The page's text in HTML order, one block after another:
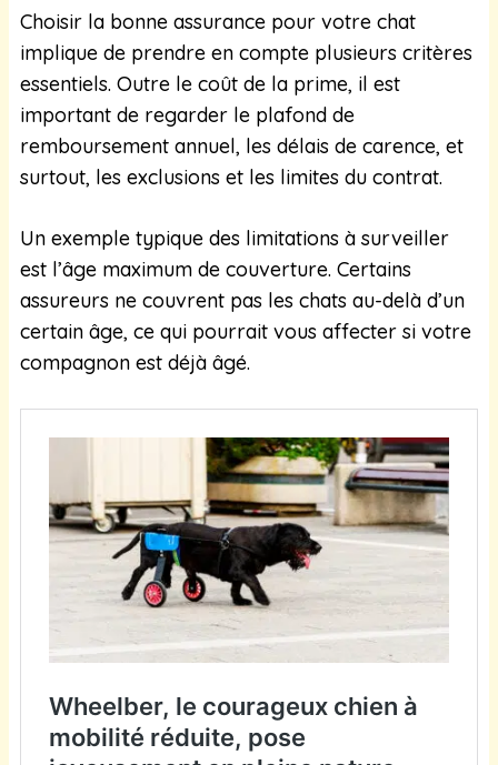
Choisir la bonne assurance pour votre chat
implique de prendre en compte plusieurs critères
essentiels. Outre le coût de la prime, il est
important de regarder le plafond de
remboursement annuel, les délais de carence, et
surtout, les exclusions et les limites du contrat.
Un exemple typique des limitations à surveiller
est l’âge maximum de couverture. Certains
assureurs ne couvrent pas les chats au-delà d’un
certain âge, ce qui pourrait vous affecter si votre
compagnon est déjà âgé.